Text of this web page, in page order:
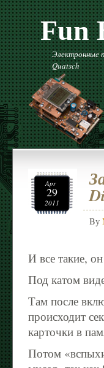
Fun
Электронные
Quatsch
Apr
29
2011
By
И все такие,
Под катом
Там после
происходит
карточки в
Потом